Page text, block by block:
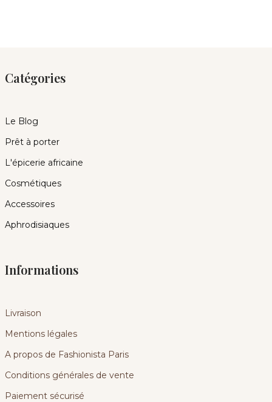
Catégories
Le Blog
Prêt à porter
L'épicerie africaine
Cosmétiques
Accessoires
Aphrodisiaques
Informations
Livraison
Mentions légales
A propos de Fashionista Paris
Conditions générales de vente
Paiement sécurisé